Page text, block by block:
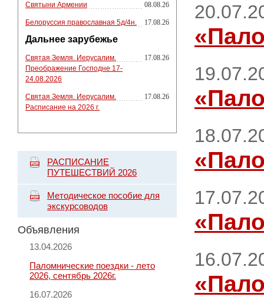
Святыни Армении 08.08.26
Белоруссия православная 5д/4н. 17.08.26
Дальнее зарубежье
Святая Земля. Иерусалим.
Преображение Господне 17-
24.08.2026
17.08.26
Святая Земля. Иерусалим.
Расписание на 2026 г.
17.08.26
РАСПИСАНИЕ
ПУТЕШЕСТВИЙ 2026
Методическое пособие для
экскурсоводов
Объявления
13.04.2026
Паломнические поездки - лето
2026, сентябрь 2026г.
16.07.2026